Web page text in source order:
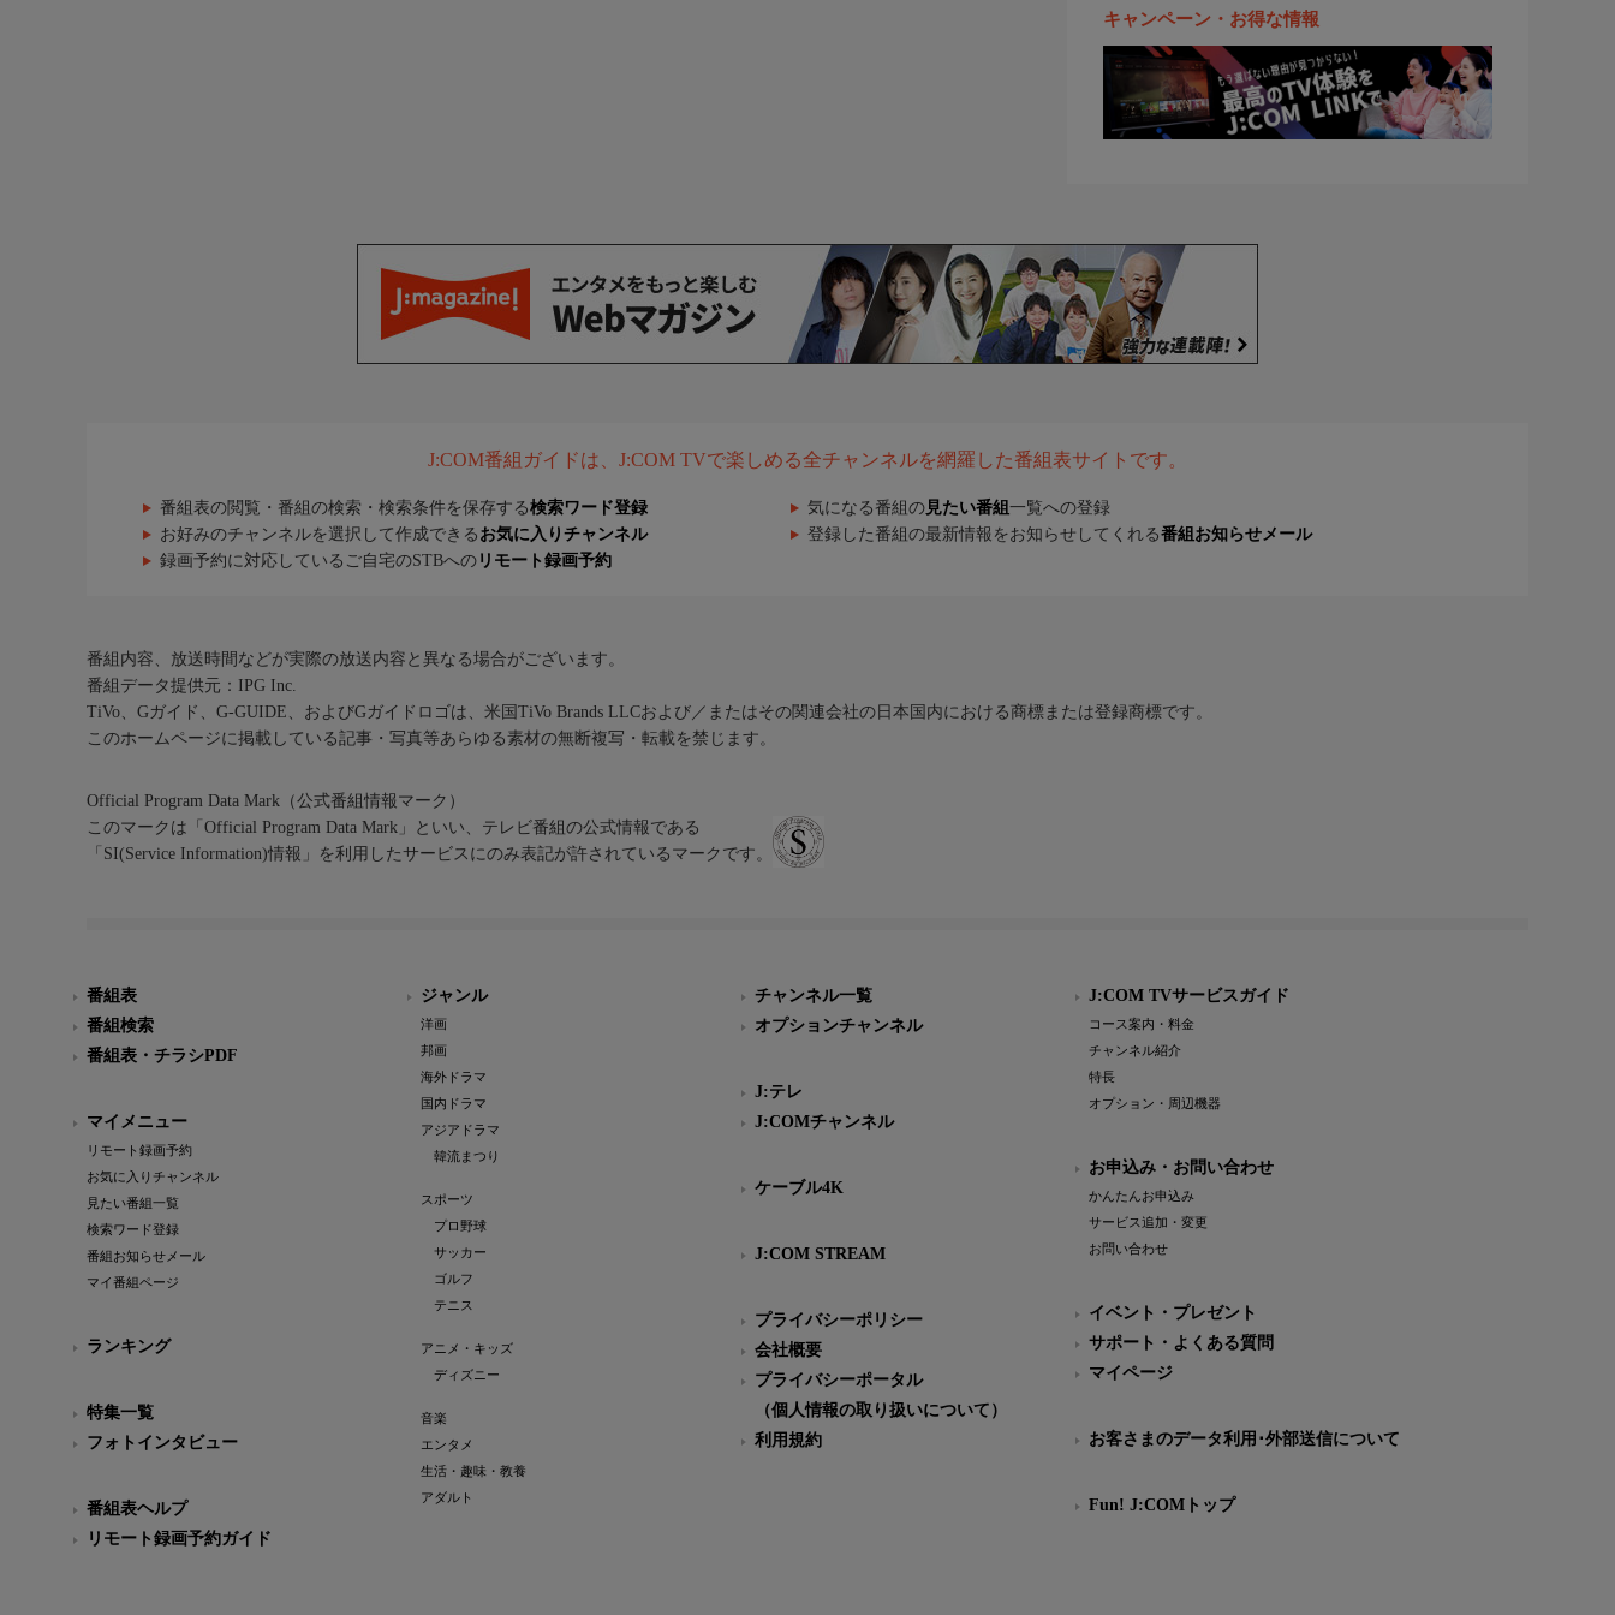
キャンペーン・お得な情報
J:COM番組ガイドは、J:COM TVで楽しめる全チャンネルを網羅した番組表サイトです。
番組表の閲覧・番組の検索・検索条件を保存する検索ワード登録 気になる番組の 見たい番組 一覧への登録
お好みのチャンネルを選択して作成できる お気に入りチャンネル 登録した番組の最新情報をお知らせしてくれる番組お知らせメール
録画予約に対応しているご自宅のSTBへの リモート録画予約
番組内容、放送時間などが実際の放送内容と異なる場合がございます。
番組データ提供元：IPG Inc.
TiVo、Gガイド、G-GUIDE、およびGガイドロゴは、米国TiVo Brands LLCおよび／またはその関連会社の日本国内における商標または登録商標です。
このホームページに掲載している記事・写真等あらゆる素材の無断複写・転載を禁じます。
Official Program Data Mark（公式番組情報マーク）
このマークは「Official Program Data Mark」といい、テレビ番組の公式情報である
「SI(Service Information)情報」を利用したサービスにのみ表記が許されているマークです。
番組表
番組検索
番組表・チラシPDF
マイメニュー
リモート録画予約
お気に入りチャンネル
見たい番組一覧
検索ワード登録
番組お知らせメール
マイ番組ページ
ランキング
特集一覧
フォトインタビュー
番組表ヘルプ
リモート録画予約ガイド
ジャンル
洋画
邦画
海外ドラマ
国内ドラマ
アジアドラマ
韓流まつり
スポーツ
プロ野球
サッカー
ゴルフ
テニス
アニメ・キッズ
ディズニー
音楽
エンタメ
生活・趣味・教養
アダルト
チャンネル一覧
オプションチャンネル
J:テレ
J:COMチャンネル
ケーブル4K
J:COM STREAM
プライバシーポリシー
会社概要
プライバシーポータル
（個人情報の取り扱いについて）
利用規約
J:COM TVサービスガイド
コース案内・料金
チャンネル紹介
特長
オプション・周辺機器
お申込み・お問い合わせ
かんたんお申込み
サービス追加・変更
お問い合わせ
イベント・プレゼント
サポート・よくある質問
マイページ
お客さまのデータ利用･外部送信について
Fun! J:COMトップ